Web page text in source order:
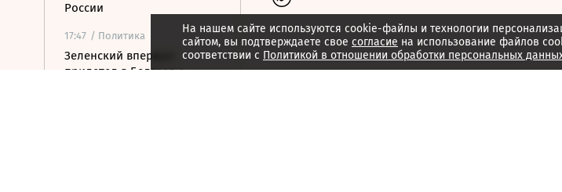
России
17:47 / Политика
Зеленский впервые
прилетел в Белград с
На нашем сайте используются cookie-файлы и технологии
сайтом, вы подтверждаете свое согласие на использование файлов
соответствии с Политикой в отношении обработки персональных